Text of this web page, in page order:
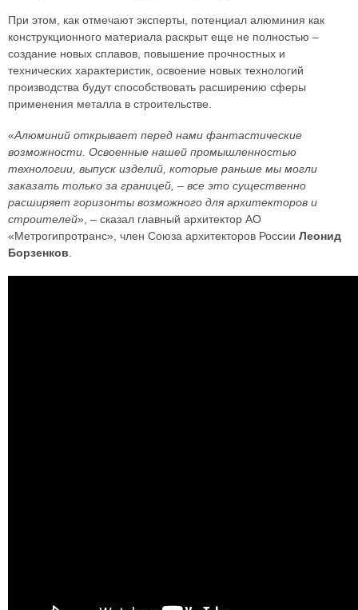
При этом, как отмечают эксперты, потенциал алюминия как
конструкционного материала раскрыт еще не полностью –
создание новых сплавов, повышение прочностных и
технических характеристик, освоение новых технологий
производства будут способствовать расширению сферы
применения металла в строительстве.
«Алюминий открывает перед нами фантастические
возможности. Освоенные нашей промышленностью
технологии, выпуск изделий, которые раньше мы могли
заказать только за границей, – все это существенно
расширяет горизонты возможного для архитекторов и
строителей», – сказал главный архитектор АО
«Метрогипротранс», член Союза архитекторов России Леонид
Борзенков